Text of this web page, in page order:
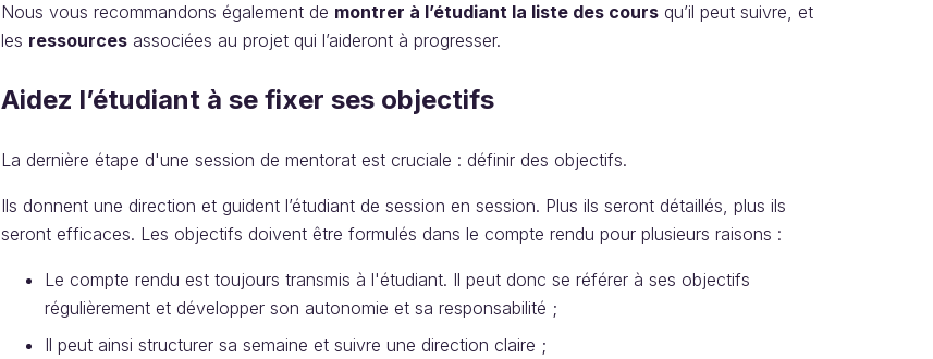
Nous vous recommandons également de montrer à l’étudiant la liste des cours qu’il peut suivre, et
les ressources associées au projet qui l’aideront à progresser.
Aidez l’étudiant à se fixer ses objectifs
La dernière étape d'une session de mentorat est cruciale : définir des objectifs.
Ils donnent une direction et guident l’étudiant de session en session. Plus ils seront détaillés, plus ils
seront efficaces. Les objectifs doivent être formulés dans le compte rendu pour plusieurs raisons :
Le compte rendu est toujours transmis à l'étudiant. Il peut donc se référer à ses objectifs
régulièrement et développer son autonomie et sa responsabilité ;
Il peut ainsi structurer sa semaine et suivre une direction claire ;